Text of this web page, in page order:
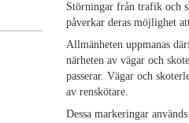
Störningar från trafik och
påverkar deras möjlighet
Allmänheten uppmanas
närheten av vägar och
passerar. Vägar och
av renskötare.
Dessa markeringar